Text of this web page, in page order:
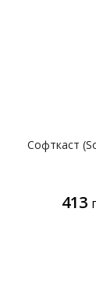
Софткаст
413